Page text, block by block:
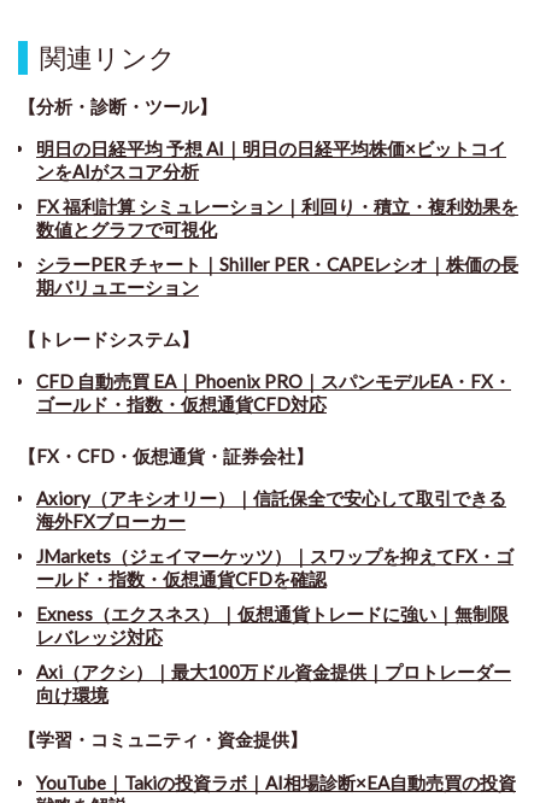
関連リンク
【分析・診断・ツール】
明日の日経平均 予想 AI｜明日の日経平均株価×ビットコイ
ンをAIがスコア分析
FX 福利計算 シミュレーション｜利回り・積立・複利効果を
数値とグラフで可視化
シラーPER チャート ｜ Shiller PER・CAPEレシオ｜株価の長
期バリュエーション
【トレードシステム】
CFD 自動売買 EA｜Phoenix PRO｜スパンモデルEA・FX・
ゴールド・指数・仮想通貨CFD対応
【FX・CFD・仮想通貨・証券会社】
Axiory（アキシオリー）｜信託保全で安心して取引できる
海外FXブローカー
JMarkets（ジェイマーケッツ）｜スワップを抑えてFX・ゴ
ールド・指数・仮想通貨CFDを確認
Exness（エクスネス）｜仮想通貨トレードに強い｜無制限
レバレッジ対応
Axi（アクシ）｜最大100万ドル資金提供｜プロトレーダー
向け環境
【学習・コミュニティ・資金提供】
YouTube｜Takiの投資ラボ｜AI相場診断×EA自動売買の投資